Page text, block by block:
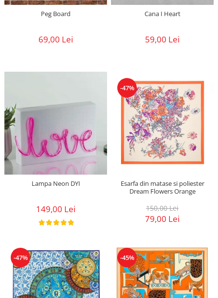
Peg Board
69,00 Lei
Cana I Heart
59,00 Lei
Lampa Neon DYI
149,00 Lei
-47%
Esarfa din matase si poliester
Dream Flowers Orange
150,00 Lei
79,00 Lei
-47% -45%